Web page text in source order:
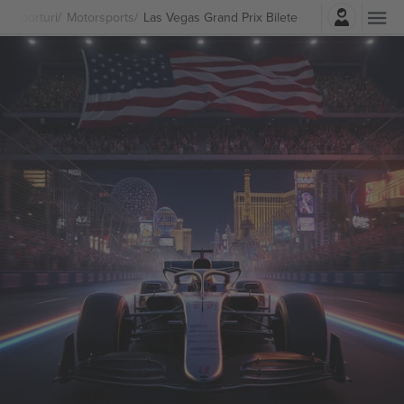
Sporturi Motorsports Las Vegas Grand Prix Bilete
Autentificare